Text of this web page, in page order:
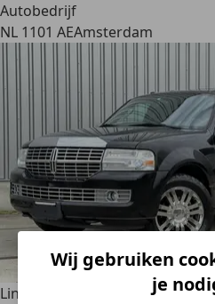
Autobedrijf
NL 1101 AEAmsterdam
Lincoln Navigator
5.4 V8 7-
Wij gebruiken
je